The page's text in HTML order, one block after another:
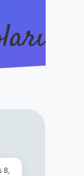
8,
canlı maç izle